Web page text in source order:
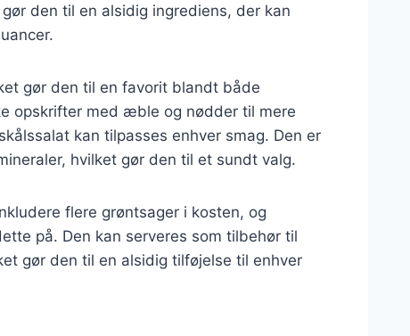
den til en alsidig ingrediens, der kan
gør den til en favorit blandt både
opskrifter med æble og nødder til mere
kan tilpasses enhver smag. Den er
hvilket gør den til et sundt valg.
flere grøntsager i kosten, og
på. Den kan serveres som tilbehør til
gør den til en alsidig tilføjelse til enhver